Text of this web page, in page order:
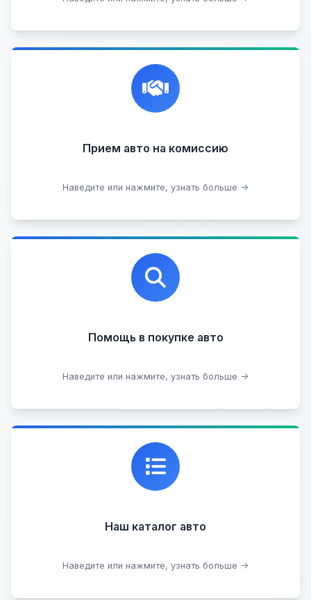
Прием авто на комиссию
Наведите или нажмите, узнать больше →
Честная и профессиональная экспертиза, реклама,
переговоры с клиентами, подготовка документов,
сопровождение сделки.
Прием битых авто
Оставить на комиссии
Помощь в покупке авто
Наведите или нажмите, узнать больше →
Профессиональная помощь в выборе автомобиля
на любых торговых площадках с проверкой
юридической чистоты.
Подобрать авто
Наш каталог авто
Наведите или нажмите, узнать больше →
Каталог проверенных автомобилей в отличном
состоянии, где вы можете найти подробную
информацию о каждом авто.
Посмотреть каталог